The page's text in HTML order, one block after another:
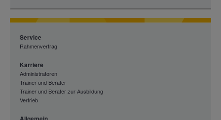
Service
Rahmenvertrag
Karriere
Administratoren
Trainer und Berater
Trainer und Berater zur Ausbildung
Vertrieb